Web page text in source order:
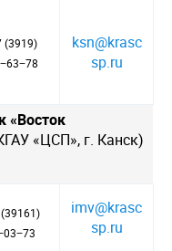
(3919)
ksn@krasc
sp.ru
«Восток
«ЦСП», г. Канск)
imv@krasc
sp.ru